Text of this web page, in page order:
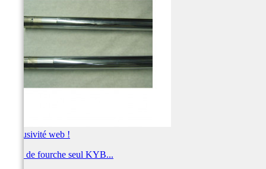
Exclusivité web !
Tube de fourche seul KYB...